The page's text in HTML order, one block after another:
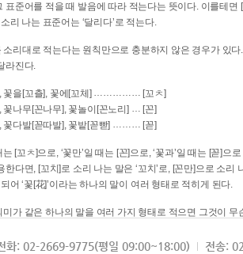
때 발음에 따라 적는다는 뜻이다. 이를테면 [나무]라고 소리 나는 표준어는 ‘나무’로 적
리 나는 표준어는 ‘달리다’로 적는다.
리대로 적는다는 원칙만으로 충분하지 않은 경우가 있다
라진다.
꽃을[꼬츨], 꽃에[꼬체] …………… [꼬ㅊ]
꽃나무[꼰나무], 꽃놀이[꼰노리] … [꼰]
꽃다발[꼳따발], 꽃밭[꼳빧] ……… [꼳]
는 [꼬ㅊ]으로, ‘꽃만’일 때는 [꼰]으로, ‘꽃과’일 때는 [꼳]
리 나는 말은 ‘꼬치’로, [꼰만]으로 소리 나는 말은 ‘꼰만’으로, [꼳꽈]로 소리 나는 말
되어 ‘꽃[花]’이라는 하나의 말이 여러 형태로 적히게 된다.
미가 같은 하나의 말을 여러 가지 형태로 적으면 그것이
미를 파악하는 데 효과적이다.
화: 02-2669-9775(평일 09:00~18:00) 전송: